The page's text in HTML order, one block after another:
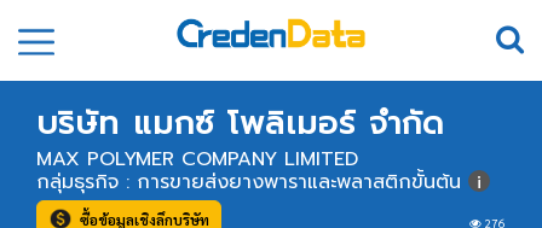
บริษัท แมกซ์ โพลิเมอร์ จำกัด
MAX POLYMER COMPANY LIMITED
276
กลุ่มธุรกิจ : การขายส่งยางพาราและพลาสติกขั้นต้น
ซื้อข้อมูลเชิงลึกบริษัท